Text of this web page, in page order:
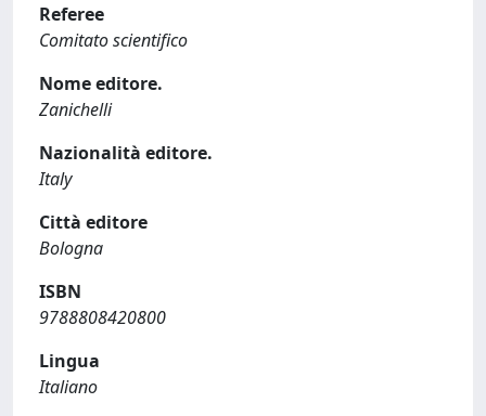
Referee
Comitato scientifico
Nome editore.
Zanichelli
Nazionalità editore.
Italy
Città editore
Bologna
ISBN
9788808420800
Lingua
Italiano